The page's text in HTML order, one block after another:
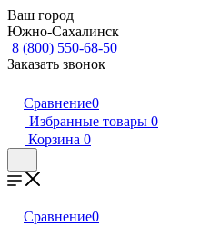
Ваш город
Южно-Сахалинск
8 (800) 550-68-50
Заказать звонок
Сравнение0
Избранные товары 0
Корзина 0
Сравнение0